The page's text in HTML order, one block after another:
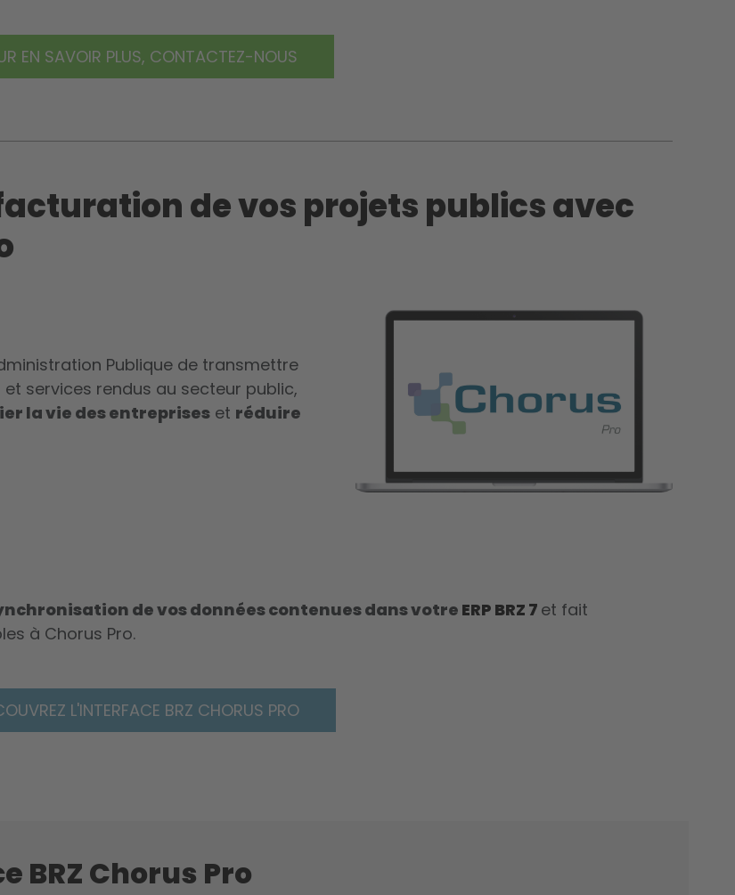
EN SAVOIR PLUS, CONTACTEZ-NOUS
de vos projets publics avec
Publique de transmettre
services rendus au secteur public,
la vie des entreprises et réduire
de vos données contenues dans votre ERP BRZ 7 et fait
à Chorus Pro.
L'INTERFACE BRZ CHORUS PRO
BRZ Chorus Pro